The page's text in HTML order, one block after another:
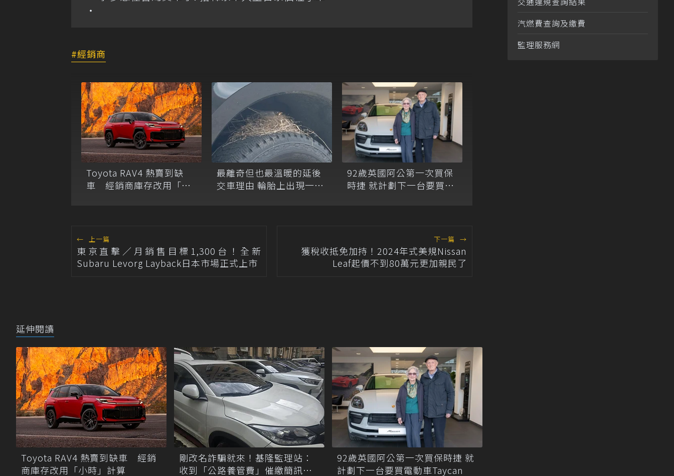
經銷商
Toyota RAV4 熱賣到缺
車 經銷商庫存改用「小
最離奇但也最溫暖的延後
交車理由 輪胎上出現一窩
92歲英國阿公第一次買保
時捷 就計劃下一台要買電
← 上一篇
東京直擊／月銷售目標1,300台！全新
Subaru Levorg Layback日本市場正式上市
下一篇 →
獲稅收抵免加持！2024年式美規Nissan
Leaf起價不到80萬元更加親民了
延伸閱讀
Toyota RAV4 熱賣到缺車 經銷
商庫存改用「小時」計算
剛改名詐騙就來！基隆監理站：
收到「公路養管費」催繳簡訊千
92歲英國阿公第一次買保時捷 就
計劃下一台要買電動車Taycan
汽燃費查詢及繳費
監理服務網